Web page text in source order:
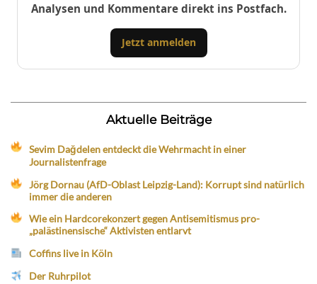
Analysen und Kommentare direkt ins Postfach.
Jetzt anmelden
Aktuelle Beiträge
Sevim Dağdelen entdeckt die Wehrmacht in einer
Journalistenfrage
Jörg Dornau (AfD-Oblast Leipzig-Land): Korrupt sind natürlich
immer die anderen
Wie ein Hardcorekonzert gegen Antisemitismus pro-
„palästinensische“ Aktivisten entlarvt
Coffins live in Köln
Der Ruhrpilot